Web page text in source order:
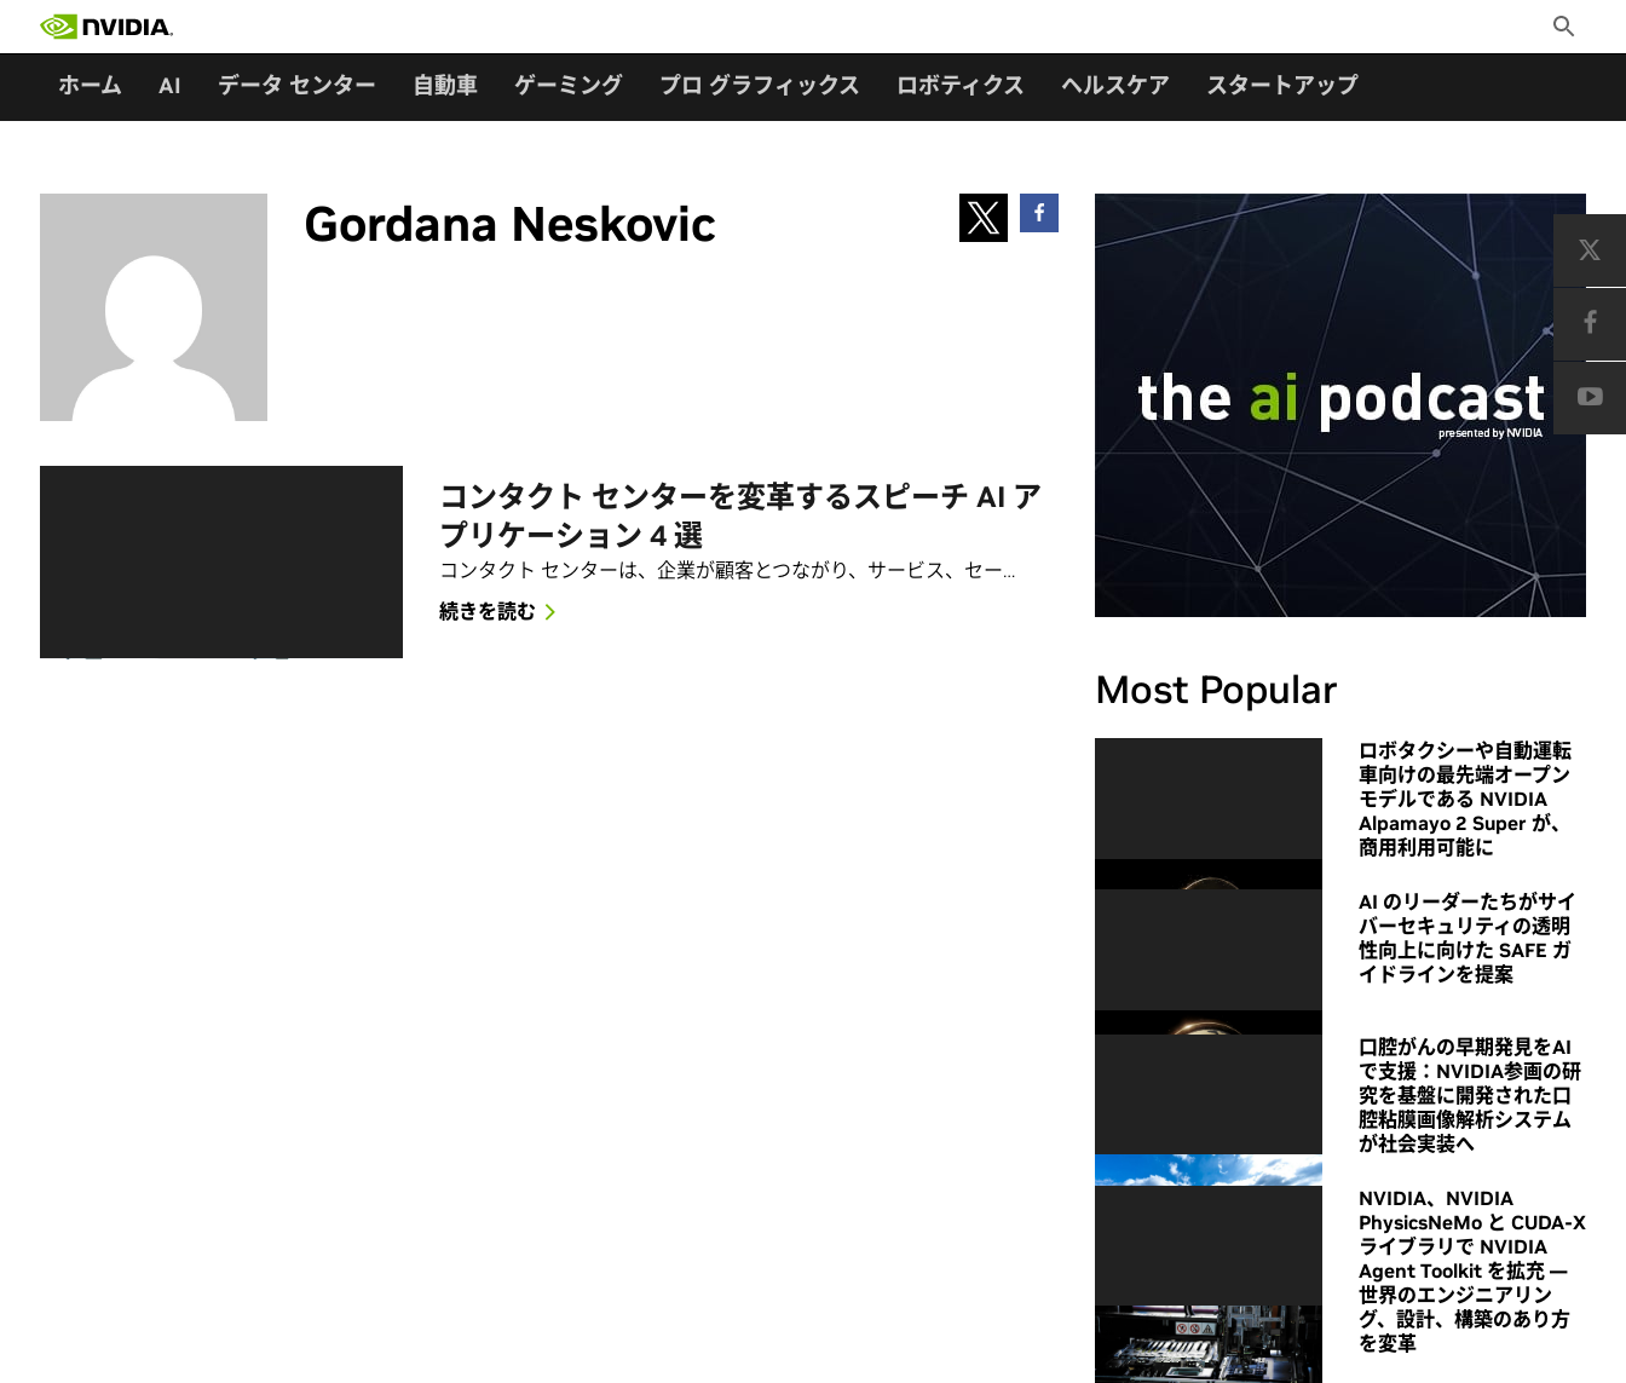
Toggle
Search
ホーム AI データ センター 自動車 ゲーミング プロ グラフィックス ロボティクス ヘルスケア スタートアップ
Gordana Neskovic
コンタクト センターを変革するスピーチ AI ア
プリケーション 4 選
コンタクト センターは、企業が顧客とつながり、サービス、セー…
続きを読む
Most Popular
ロボタクシーや自動運転
車向けの最先端オープン
モデルである NVIDIA
Alpamayo 2 Super が、
商用利用可能に
AI のリーダーたちがサイ
バーセキュリティの透明
性向上に向けた SAFE ガ
イドラインを提案
口腔がんの早期発見をAI
で支援：NVIDIA参画の研
究を基盤に開発された口
腔粘膜画像解析システム
が社会実装へ
NVIDIA、NVIDIA
PhysicsNeMo と CUDA-X
ライブラリで NVIDIA
Agent Toolkit を拡充 ―
世界のエンジニアリン
グ、設計、構築のあり方
を変革